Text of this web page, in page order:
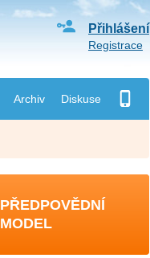
Archiv Diskuse
Přihlášení
Registrace
PŘEDPOVĚDNÍ
MODEL